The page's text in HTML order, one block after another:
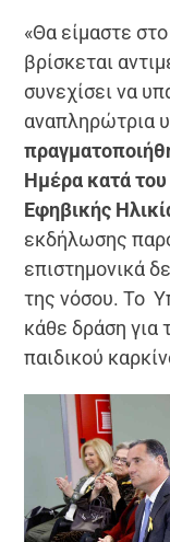
«Θα είμαστε
βρίσκεται
συνεχίσει να
αναπληρώτρια
Ημέρα κατά του
Εφηβικής
εκδήλωσης
επιστημονικά
της νόσου. Το
κάθε δράση για
παιδικού